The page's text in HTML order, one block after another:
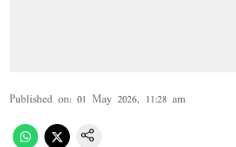
Published on: 01 May 2026, 11:28 am